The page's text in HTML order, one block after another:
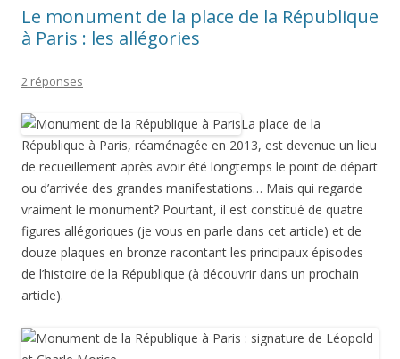
Le monument de la place de la République
à Paris : les allégories
2 réponses
La place de la
République à Paris, réaménagée en 2013, est devenue un lieu
de recueillement après avoir été longtemps le point de départ
ou d’arrivée des grandes manifestations… Mais qui regarde
vraiment le monument? Pourtant, il est constitué de quatre
figures allégoriques (je vous en parle dans cet article) et de
douze plaques en bronze racontant les principaux épisodes
de l’histoire de la République (à découvrir dans un prochain
article).